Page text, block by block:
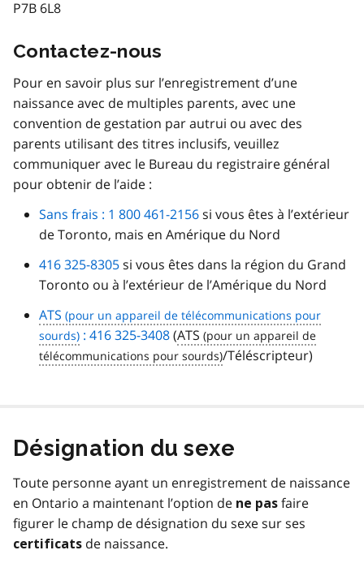
P7B 6L8
Contactez-nous
Pour en savoir plus sur l’enregistrement d’une
naissance avec de multiples parents, avec une
convention de gestation par autrui ou avec des
parents utilisant des titres inclusifs, veuillez
communiquer avec le Bureau du registraire général
pour obtenir de l’aide :
Sans frais : 1 800 461-2156si vous êtes à l’extérieur
de Toronto, mais en Amérique du Nord
416 325-8305si vous êtes dans la région du Grand
Toronto ou à l’extérieur de l’Amérique du Nord
ATS
: 416 325-3408(ATS
/Téléscripteur)
Désignation du sexe
Toute personne ayant un enregistrement de naissance
en Ontario a maintenant l’option de ne pas faire
figurer le champ de désignation du sexe sur ses
certificats de naissance.